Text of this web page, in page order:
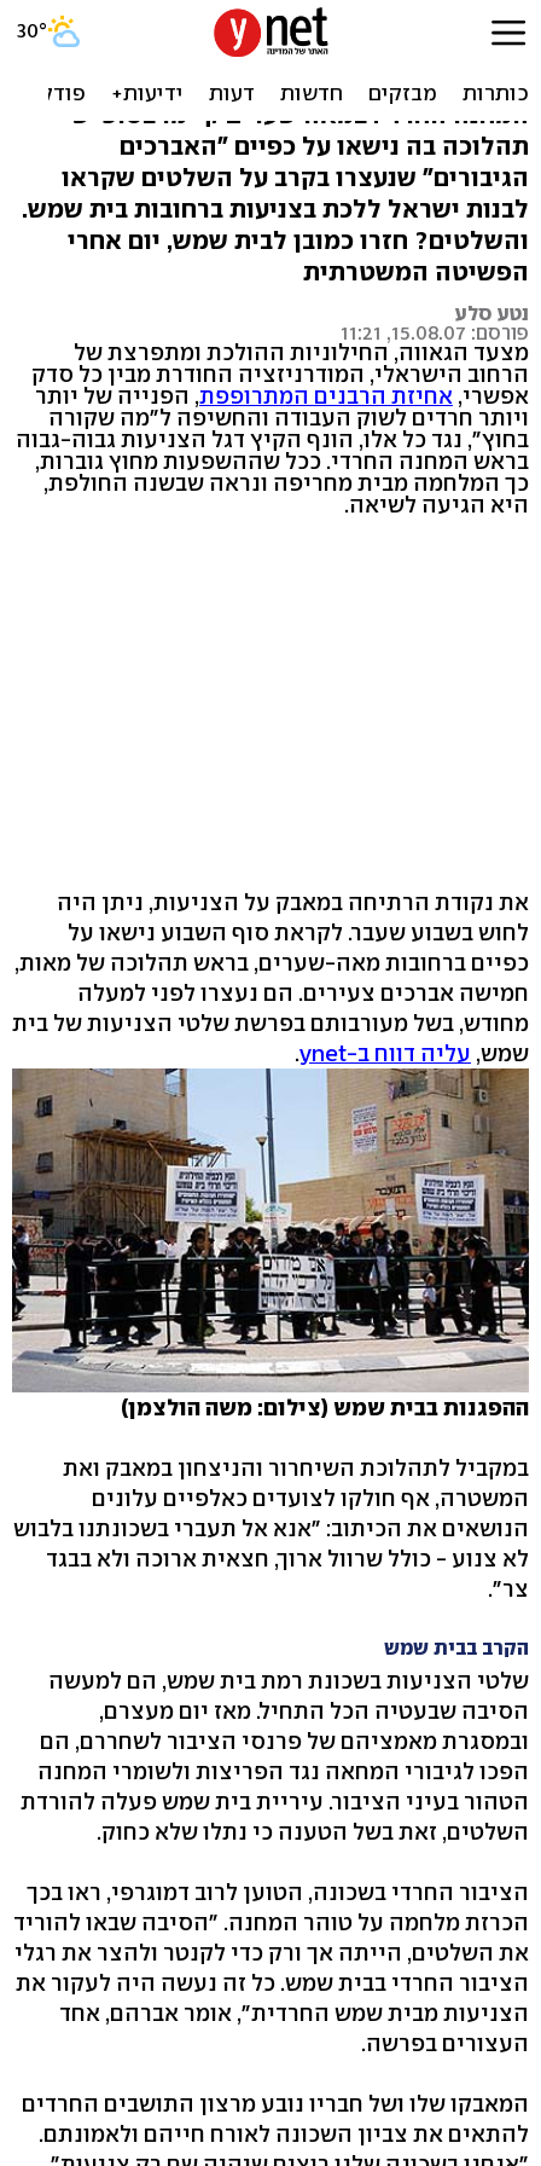
צל"ש ללוחמי הצניעות
דגל הצניעות הונף הקיץ גבוה-גבוה בראש
המחנה החרדי: במאה שערים קיימו בסופ"ש
תהלוכה בה נישאו על כפיים "האברכים
הגיבורים" שנעצרו בקרב על השלטים שקראו
לבנות ישראל ללכת בצניעות ברחובות בית שמש.
והשלטים? חזרו כמובן לבית שמש, יום אחרי
הפשיטה המשטרתית
נטע סלע
פורסם: 15.08.07, 11:21
מצעד הגאווה, החילוניות ההולכת ומתפרצת של
הרחוב הישראלי, המודרניזציה החודרת מבין כל סדק
אפשרי, אחיזת הרבנים המתרופפת, הפנייה של יותר
ויותר חרדים לשוק העבודה והחשיפה ל"מה שקורה
בחוץ", נגד כל אלו, הונף הקיץ דגל הצניעות גבוה-גבוה
בראש המחנה החרדי. ככל שההשפעות מחוץ גוברות,
כך המלחמה מבית מחריפה ונראה שבשנה החולפת,
היא הגיעה לשיאה.
את נקודת הרתיחה במאבק על הצניעות, ניתן היה
לחוש בשבוע שעבר. לקראת סוף השבוע נישאו על
כפיים ברחובות מאה-שערים, בראש תהלוכה של מאות,
חמישה אברכים צעירים. הם נעצרו לפני למעלה
מחודש, בשל מעורבותם בפרשת שלטי הצניעות של בית
שמש, עליה דווח ב-ynet .
ההפגנות בבית שמש (צילום: משה הולצמן)
במקביל לתהלוכת השיחרור והניצחון במאבק ואת
המשטרה, אף חולקו לצועדים כאלפיים עלונים
הנושאים את הכיתוב: "אנא אל תעברי בשכונתנו בלבוש
לא צנוע - כולל שרוול ארוך, חצאית ארוכה ולא בבגד
צר".
הקרב בבית שמש
שלטי הצניעות בשכונת רמת בית שמש, הם למעשה
הסיבה שבעטיה הכל התחיל. מאז יום מעצרם,
ובמסגרת מאמציהם של פרנסי הציבור לשחררם, הם
הפכו לגיבורי המחאה נגד הפריצות ולשומרי המחנה
הטהור בעיני הציבור. עיריית בית שמש פעלה להורדת
השלטים, זאת בשל הטענה כי נתלו שלא כחוק.
הציבור החרדי בשכונה, הטוען לרוב דמוגרפי, ראו בכך
הכרזת מלחמה על טוהר המחנה. "הסיבה שבאו להוריד
את השלטים, הייתה אך ורק כדי לקנטר ולהצר את רגלי
הציבור החרדי בבית שמש. כל זה נעשה היה לעקור את
הצניעות מבית שמש החרדית", אומר אברהם, אחד
העצורים בפרשה.
המאבקו שלו ושל חבריו נובע מרצון התושבים החרדים
להתאים את צביון השכונה לאורח חייהם ולאמונתם.